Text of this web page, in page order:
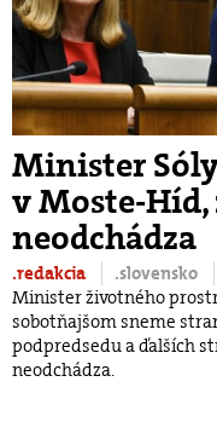
Minister
v Moste-
neodchádza
.redakcia .slovensko
Minister životného
sobotňajšom sneme
podpredsedu a ďalších
neodchádza.